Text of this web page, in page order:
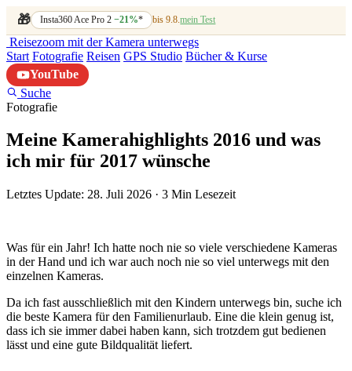
🎁 Insta360 Ace Pro 2−21%* bis 9.8.mein Test
Reisezoom mit der Kamera unterwegs
Start Fotografie Reisen GPS Studio Bücher & Kurse
YouTube
Suche
Fotografie
Meine Kamerahighlights 2016 und was
ich mir für 2017 wünsche
Letztes Update: 28. Juli 2026 · 3 Min Lesezeit
Was für ein Jahr! Ich hatte noch nie so viele verschiedene Kameras
in der Hand und ich war auch noch nie so viel unterwegs mit den
einzelnen Kameras.
Da ich fast ausschließlich mit den Kindern unterwegs bin, suche ich
die beste Kamera für den Familienurlaub. Eine die klein genug ist,
dass ich sie immer dabei haben kann, sich trotzdem gut bedienen
lässt und eine gute Bildqualität liefert.